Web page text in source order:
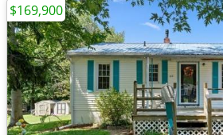
$169,900